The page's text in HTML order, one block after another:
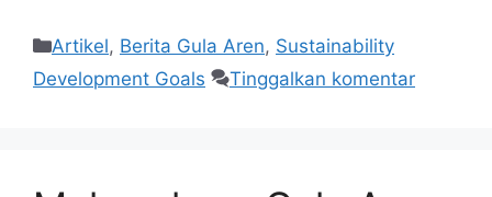
Artikel, Berita Gula Aren, Sustainability
Development Goals
Tinggalkan komentar